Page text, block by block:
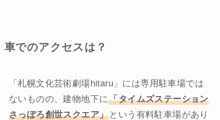
車でのアクセスは？
「札幌文化芸術劇場hitaru」には専用駐車場では
ないものの、建物地下に「タイムズステーション
さっぽろ創世スクエア」 という有料駐車場があり